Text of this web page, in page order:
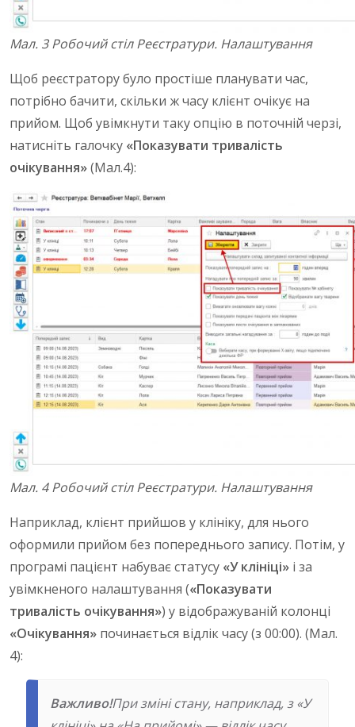
Мал. 3 Робочий стіл Реєстратури. Налаштування
Щоб реєстратору було простіше планувати час,
потрібно бачити, скільки ж часу клієнт очікує на
прийом. Щоб увімкнути таку опцію в поточній черзі,
натисніть галочку «Показувати тривалість
очікування»(Мал.4):
Мал. 4 Робочий стіл Реєстратури. Налаштування
Наприклад, клієнт прийшов у клініку, для нього
оформили прийом без попереднього запису. Потім, у
програмі пацієнт набуває статусу «У клініці» і за
увімкненого налаштування («Показувати
тривалість очікування») у відображуваній колонці
«Очікування» починається відлік часу (з 00:00). (Мал.
4):
Важливо!При зміні стану, наприклад, з «У